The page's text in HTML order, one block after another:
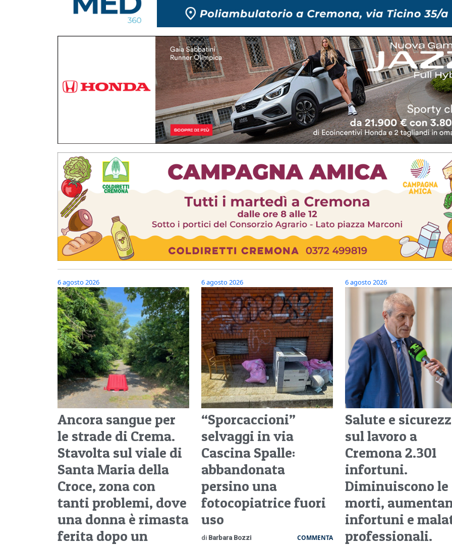
6 agosto 2026
Ancora sangue per
le strade di Crema.
Stavolta sul viale di
Santa Maria della
Croce, zona con
tanti problemi, dove
una donna è rimasta
ferita dopo un
6 agosto 2026
“Sporcaccioni”
selvaggi in via
Cascina Spalle:
abbandonata
persino una
fotocopiatrice fuori
uso
di Barbara Bozzi COMMENTA
6 agosto 2026
Salute e
sul lavoro a
Cremona 2.301
infortuni.
Diminuiscono le
morti,
infortuni e
professionali.